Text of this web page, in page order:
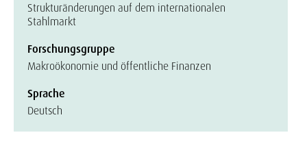
Strukturänderungen auf dem internationalen
Stahlmarkt
Forschungsgruppe
Makroökonomie und öffentliche Finanzen
Sprache
Deutsch